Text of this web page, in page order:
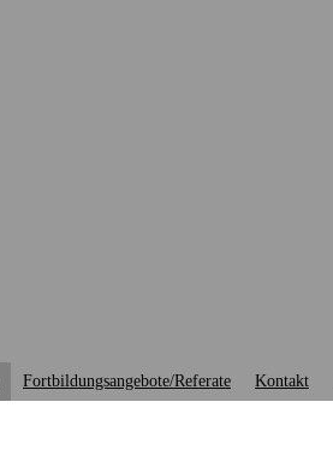
Fortbildungsangebote/Referate Kontakt